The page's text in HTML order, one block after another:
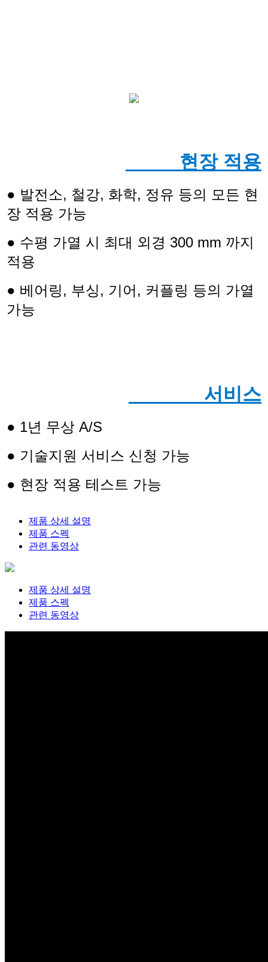
현장 적용
● 발전소, 철강, 화학, 정유 등의 모든 현
장 적용 가능
● 수평 가열 시 최대 외경 300 mm 까지
적용
● 베어링, 부싱, 기어, 커플링 등의 가열
가능
서비스
● 1년 무상 A/S
● 기술지원 서비스 신청 가능
● 현장 적용 테스트 가능
제품 상세 설명
제품 스펙
관련 동영상
제품 상세 설명
제품 스펙
관련 동영상